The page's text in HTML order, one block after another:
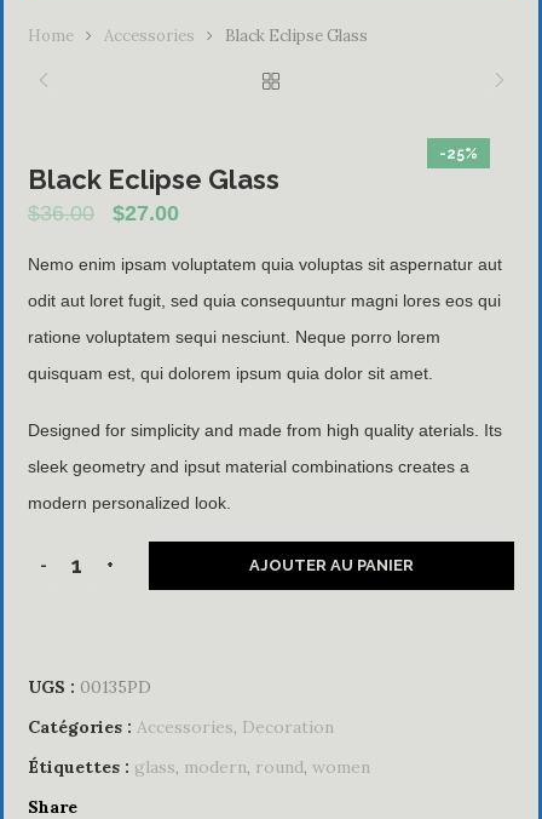
Home Accessories Black Eclipse Glass
-25%
Black Eclipse Glass
$36.00 $27.00
Nemo enim ipsam voluptatem quia voluptas sit aspernatur aut
odit aut loret fugit, sed quia consequuntur magni lores eos qui
ratione voluptatem sequi nesciunt. Neque porro lorem
quisquam est, qui dolorem ipsum quia dolor sit amet.
Designed for simplicity and made from high quality aterials. Its
sleek geometry and ipsut material combinations creates a
modern personalized look.
AJOUTER AU PANIER
UGS : 00135PD
Catégories : Accessories, Decoration
Étiquettes : glass, modern, round, women
Share